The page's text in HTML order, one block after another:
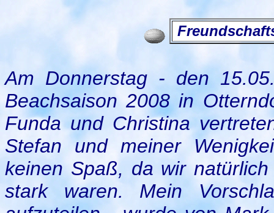
Am Donnerstag - den
Beachsaison 2008 in
Funda und Christina
Stefan und meiner
keinen Spaß, da wir
stark waren. Mein